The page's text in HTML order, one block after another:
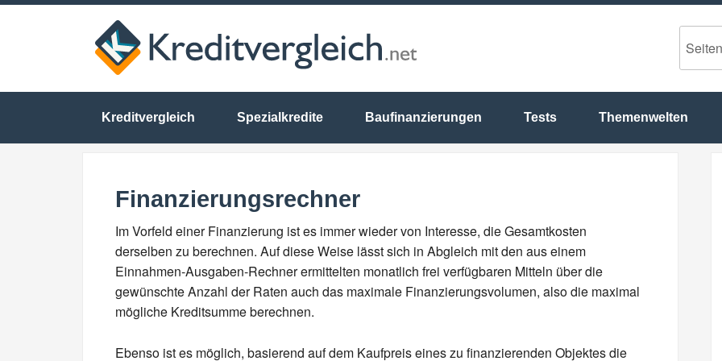
Kreditvergleich Spezialkredite Baufinanzierungen Tests Themenwelten
Finanzierungsrechner
Im Vorfeld einer Finanzierung ist es immer wieder von Interesse, die Gesamtkosten
derselben zu berechnen. Auf diese Weise lässt sich in Abgleich mit den aus einem
Einnahmen-Ausgaben-Rechner ermittelten monatlich frei verfügbaren Mitteln über die
gewünschte Anzahl der Raten auch das maximale Finanzierungsvolumen, also die maximal
mögliche Kreditsumme berechnen.
Ebenso ist es möglich, basierend auf dem Kaufpreis eines zu finanzierenden Objektes die